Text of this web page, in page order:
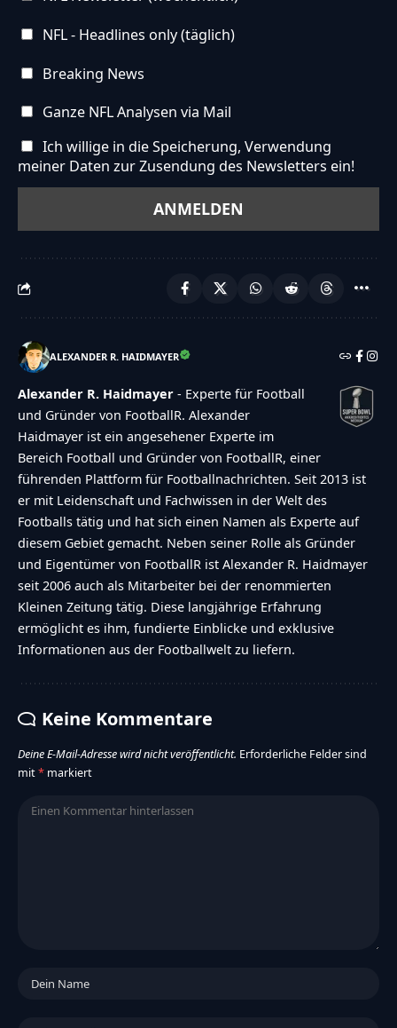
NFL - Headlines only (täglich)
Breaking News
Ganze NFL Analysen via Mail
Ich willige in die Speicherung, Verwendung
meiner Daten zur Zusendung des Newsletters ein!
ALEXANDER R. HAIDMAYER
Alexander R. Haidmayer - Experte für Football
und Gründer von FootballR. Alexander
Haidmayer ist ein angesehener Experte im
Bereich Football und Gründer von FootballR, einer
führenden Plattform für Footballnachrichten. Seit 2013 ist
er mit Leidenschaft und Fachwissen in der Welt des
Footballs tätig und hat sich einen Namen als Experte auf
diesem Gebiet gemacht. Neben seiner Rolle als Gründer
und Eigentümer von FootballR ist Alexander R. Haidmayer
seit 2006 auch als Mitarbeiter bei der renommierten
Kleinen Zeitung tätig. Diese langjährige Erfahrung
ermöglicht es ihm, fundierte Einblicke und exklusive
Informationen aus der Footballwelt zu liefern.
Keine Kommentare
Deine E-Mail-Adresse wird nicht veröffentlicht. Erforderliche Felder sind
mit* markiert